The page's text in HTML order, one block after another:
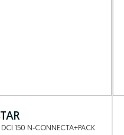
DCI 150 N-CONNECTA+PACK